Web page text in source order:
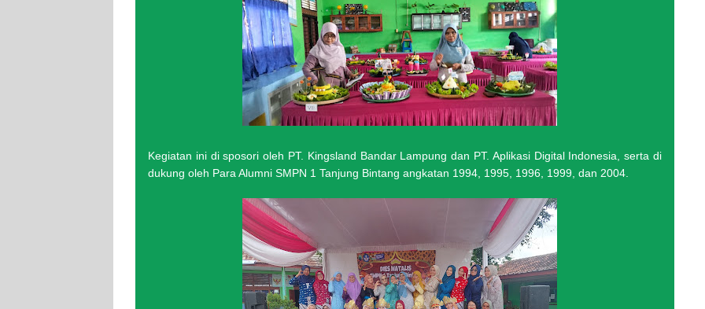
Kegiatan ini di sposori oleh PT. Kingsland Bandar Lampung dan PT. Aplikasi Digital Indonesia, serta di
dukung oleh Para Alumni SMPN 1 Tanjung Bintang angkatan 1994, 1995, 1996, 1999, dan 2004.